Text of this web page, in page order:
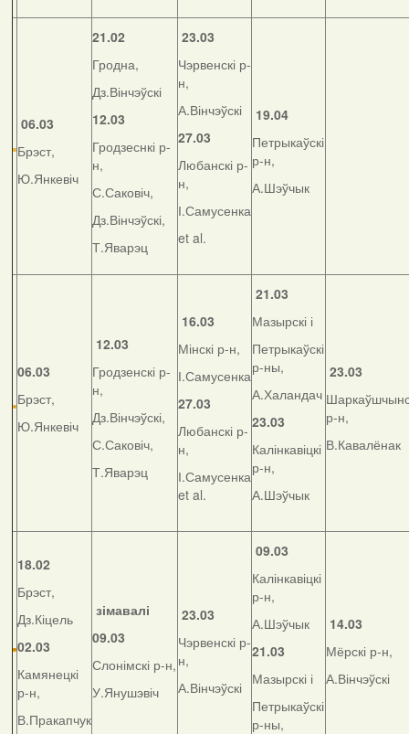
06.03
Брэст,
Ю.Янкевіч
21.02
Гродна,
Дз.Вінчэўскі
12.03
Гродзеснкі р-
н,
С.Саковіч,
Дз.Вінчэўскі,
Т.Яварэц
23.03
Чэрвенскі р-
н,
А.Вінчэўскі
27.03
Любанскі р-
н,
І.Самусенка
et al.
19.04
Петрыкаўскі
р-н,
А.Шэўчык
06.03
Брэст,
Ю.Янкевіч
12.03
Гродзенскі р-
н,
Дз.Вінчэўскі,
С.Саковіч,
Т.Яварэц
16.03
Мінскі р-н,
І.Самусенка
27.03
Любанскі р-
н,
І.Самусенка
et al.
21.03
Мазырскі і
Петрыкаўскі
р-ны,
А.Халандач
23.03
Калінкавіцкі
р-н,
А.Шэўчык
23.03
р-н,
В.Кавалёнак
18.02
Брэст,
Дз.Кіцель
02.03
Камянецкі
р-н,
В.Пракапчук
зімавалі
09.03
Слонімскі р-н,
У.Янушэвіч
23.03
Чэрвенскі р-
н,
А.Вінчэўскі
09.03
Калінкавіцкі
р-н,
А.Шэўчык
21.03
Мазырскі і
Петрыкаўскі
р-ны,
14.03
Мёрскі р-н,
А.Вінчэўскі